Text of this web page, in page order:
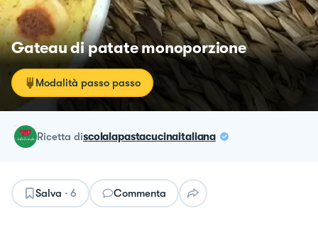
Gateau di patate monoporzione
Modalità passo passo
ricetta discolalapastacucinaitaliana
Salva · 6 Commenta